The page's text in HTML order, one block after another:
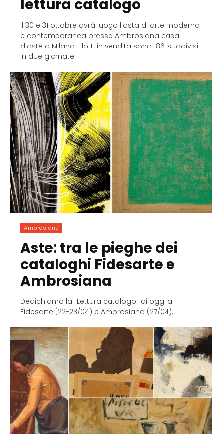
lettura catalogo
Il 30 e 31 ottobre avrà luogo l'asta di arte moderna
e contemporanea presso Ambrosiana casa
d’aste a Milano. I lotti in vendita sono 186, suddivisi
in due giornate
Ambrosiana
Aste: tra le pieghe dei
cataloghi Fidesarte e
Ambrosiana
Dedichiamo la "Lettura catalogo" di oggi a
Fidesarte (22-23/04) e Ambrosiana (27/04).